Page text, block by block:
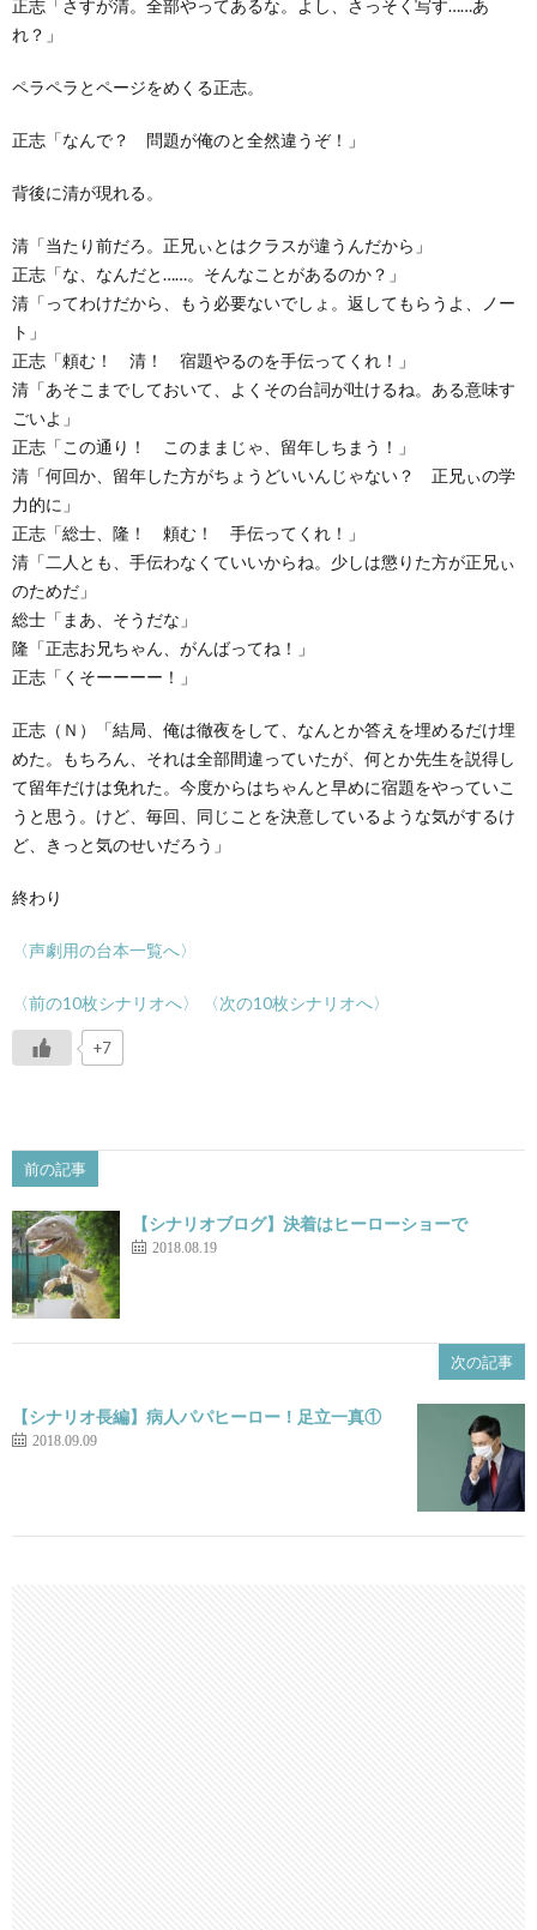
正志「さすが清。全部やってあるな。よし、さっそく写す……あ
れ？」
ペラペラとページをめくる正志。
正志「なんで？ 問題が俺のと全然違うぞ！」
背後に清が現れる。
清「当たり前だろ。正兄ぃとはクラスが違うんだから」
正志「な、なんだと……。そんなことがあるのか？」
清「ってわけだから、もう必要ないでしょ。返してもらうよ、ノー
ト」
正志「頼む！ 清！ 宿題やるのを手伝ってくれ！」
清「あそこまでしておいて、よくその台詞が吐けるね。ある意味す
ごいよ」
正志「この通り！ このままじゃ、留年しちまう！」
清「何回か、留年した方がちょうどいいんじゃない？ 正兄ぃの学
力的に」
正志「総士、隆！ 頼む！ 手伝ってくれ！」
清「二人とも、手伝わなくていいからね。少しは懲りた方が正兄ぃ
のためだ」
総士「まあ、そうだな」
隆「正志お兄ちゃん、がんばってね！」
正志「くそーーーー！」
正志（Ｎ）「結局、俺は徹夜をして、なんとか答えを埋めるだけ埋
めた。もちろん、それは全部間違っていたが、何とか先生を説得し
て留年だけは免れた。今度からはちゃんと早めに宿題をやっていこ
うと思う。けど、毎回、同じことを決意しているような気がするけ
ど、きっと気のせいだろう」
終わり
〈声劇用の台本一覧へ〉
〈前の10枚シナ リオへ〉 〈次の10枚シナリオへ〉
+7
前の記事
【シナリオブログ】決着はヒーローショーで
2018.08.19
次の記事
【シナリオ長編】病人パパヒーロー！足立一真①
2018.09.09